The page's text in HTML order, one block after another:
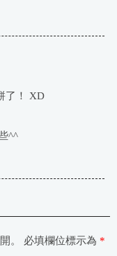
了！ XD
^^
。 必填欄位標示為 *